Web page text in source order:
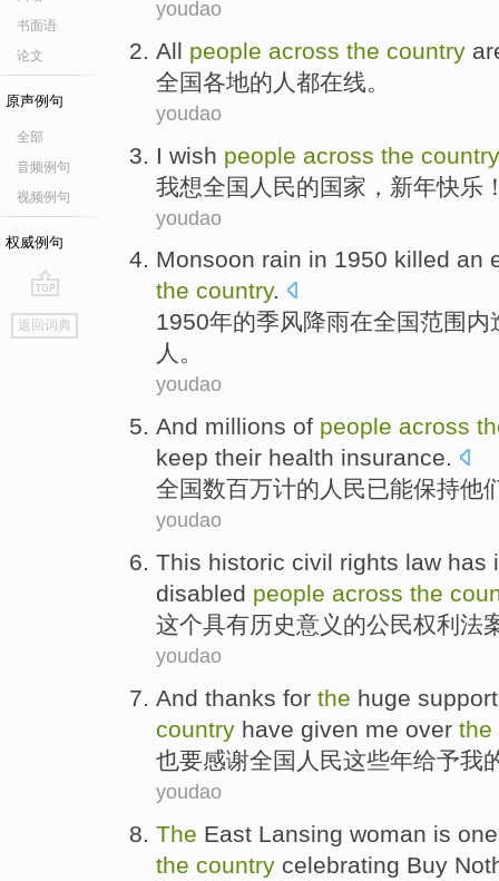
书面语
论文
原声例句
全部
音频例句
视频例句
权威例句
go
top
返回词典
youdao
All people across the country
全国各地的 人 都在线。
youdao
I wish people across the country
我想全国 人民的国家 ， 新年快乐
youdao
Monsoon rain in 1950 killed an
the country.
1950年的季风降雨在全国范围内
人。
youdao
And millions of people across
keep their health insurance.
全国数百万计的 人民已能保持他
youdao
This historic civil rights law has
disabled people across the
这个具有历史意义 的公民权利 法
youdao
And thanks for the huge support
country have given me over the
也要感谢全国 人民这些年给予我
youdao
The East Lansing woman is one
the country celebrating Buy